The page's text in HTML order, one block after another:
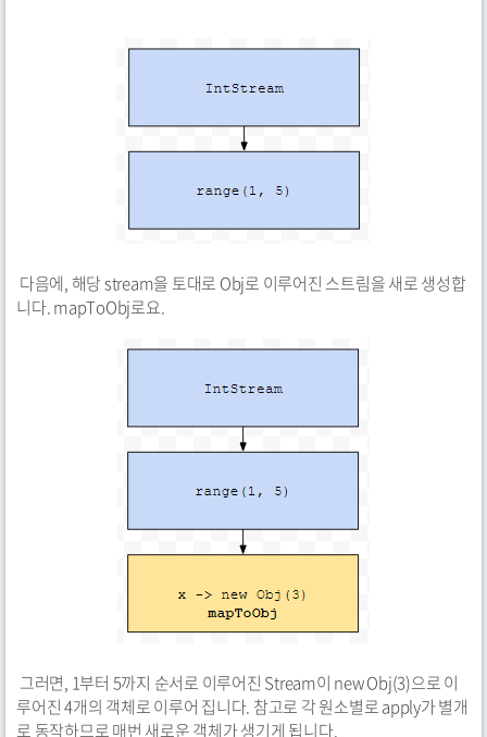
다음에, 해당 stream을 토대로 Obj로 이루어진 스트림을 새로 생성합
니다. mapToObj로요.
그러면, 1부터 5까지 순서로 이루어진 Stream이 new Obj(3)으로 이
루어진 4개의 객체로 이루어 집니다. 참고로 각 원소별로 apply가 별개
로 동작하므로 매번 새로운 객체가 생기게 됩니다.